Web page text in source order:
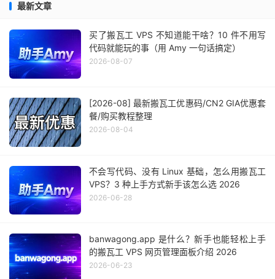
最新文章
买了搬瓦工 VPS 不知道能干啥？10 件不用写
代码就能玩的事（用 Amy 一句话搞定）
2026-08-07
[2026-08] 最新搬瓦工优惠码/CN2 GIA优惠套
餐/购买教程整理
2026-08-04
不会写代码、没有 Linux 基础，怎么用搬瓦工
VPS？3 种上手方式新手该怎么选 2026
2026-06-28
banwagong.app 是什么？新手也能轻松上手
的搬瓦工 VPS 网页管理面板介绍 2026
2026-06-23